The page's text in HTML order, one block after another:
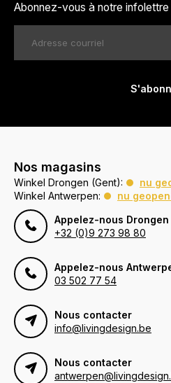
Abonnez-vous à notre infolettre
Nos magasins
Winkel Drongen (Gent):
nu
Winkel Antwerpen:
nu
Appelez-nous Drongen
+32 (0)9 273 98 80
Appelez-nous
03 502 77 54
Nous contacter
info@livingdesign.be
Nous contacter